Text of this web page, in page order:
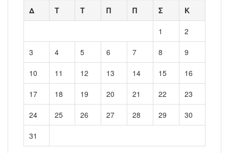
Δ
Τ Τ Π Π Σ Κ
1 2
3 4 5 6 7 8 9
10 11 12 13 14 15 16
17 18 19 20 21 22 23
24 25 26 27 28 29 30
31